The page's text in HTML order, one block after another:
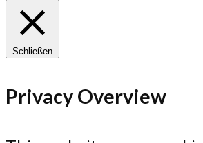
Schließen
Privacy Overview